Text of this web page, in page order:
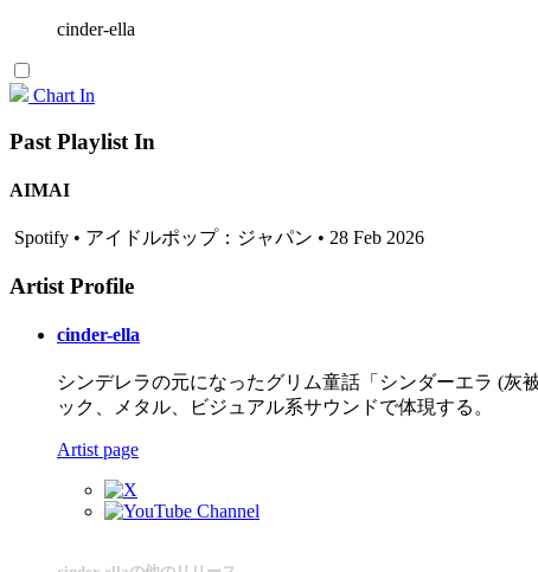
cinder-ella
Chart In
Past Playlist In
AIMAI
Spotify • アイドルポップ：ジャパン • 28 Feb 2026
Artist Profile
cinder-ella
シンデレラの元になったグリム童話「シンダーエラ (灰
ック、メタル、ビジュアル系サウンドで体現する。
Artist page